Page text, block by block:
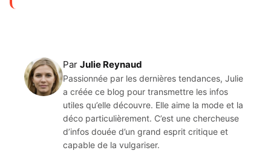
Par Julie Reynaud
Passionnée par les dernières tendances, Julie
a créée ce blog pour transmettre les infos
utiles qu’elle découvre. Elle aime la mode et la
déco particulièrement. C’est une chercheuse
d’infos douée d’un grand esprit critique et
capable de la vulgariser.